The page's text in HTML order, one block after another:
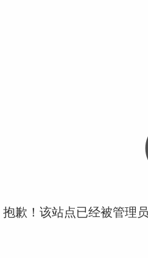
抱歉！该站点已经被管理